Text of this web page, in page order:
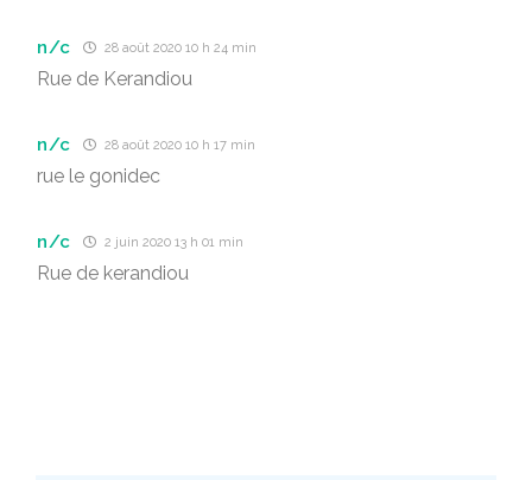
n/c 28 août 2020 10 h 24 min
Rue de Kerandiou
n/c 28 août 2020 10 h 17 min
rue le gonidec
n/c 2 juin 2020 13 h 01 min
Rue de kerandiou